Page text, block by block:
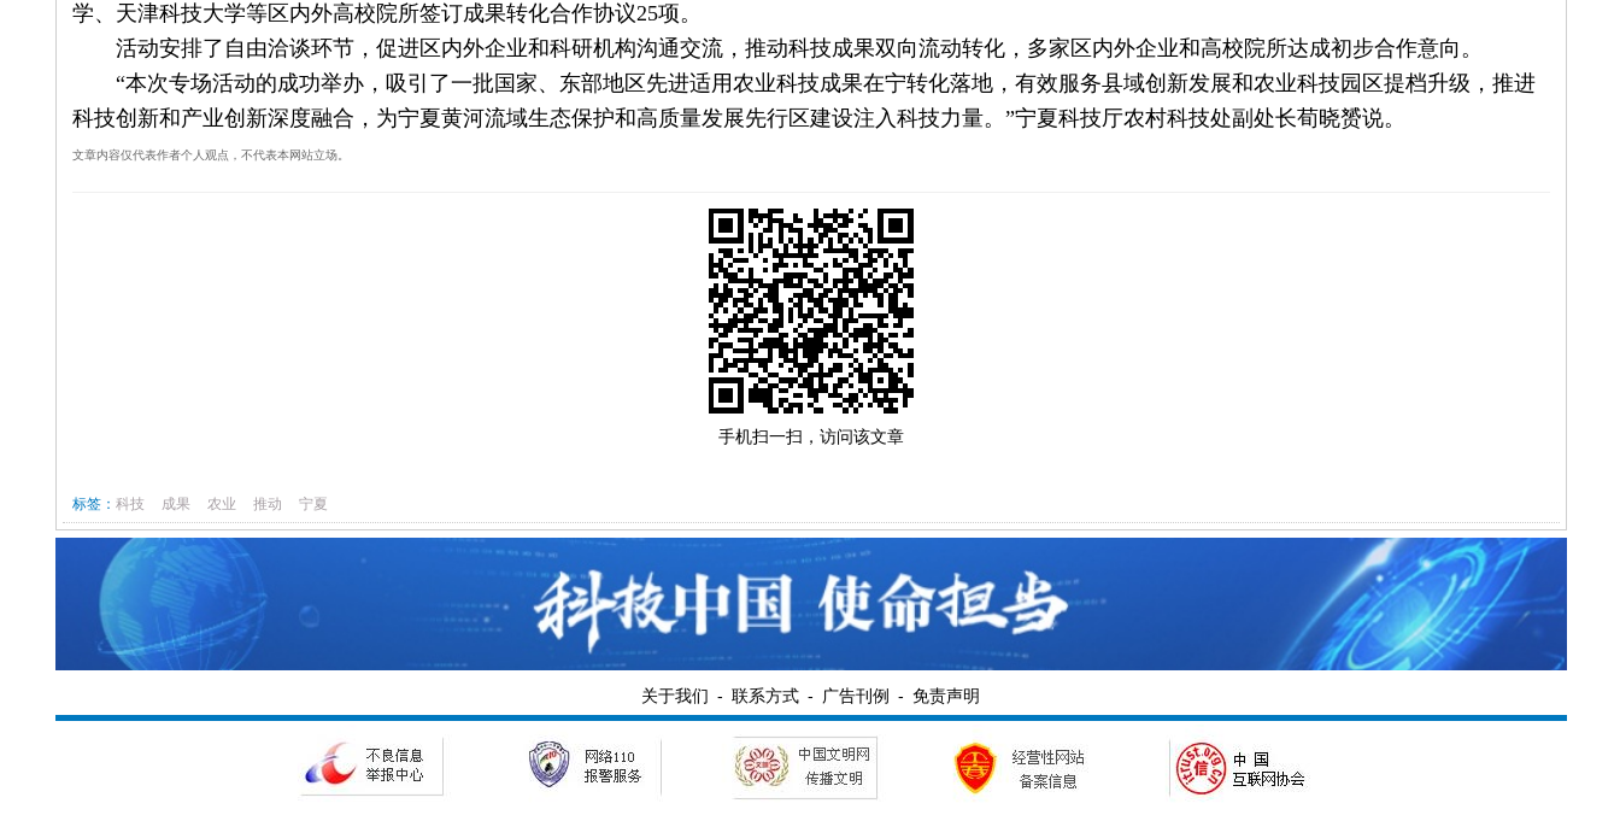
学、天津科技大学等区内外高校院所签订成果转化合作协议25项。
活动安排了自由洽谈环节，促进区内外企业和科研机构沟通交流，推动科技成果双向流动转化，多家区内外企业和高校院所达成初步合作意向。
“本次专场活动的成功举办，吸引了一批国家、东部地区先进适用农业科技成果在宁转化落地，有效服务县域创新发展和农业科技园区提档升级，推进
科技创新和产业创新深度融合，为宁夏黄河流域生态保护和高质量发展先行区建设注入科技力量。”宁夏科技厅农村科技处副处长荀晓赟说。
文章内容仅代表作者个人观点，不代表本网站立场。
手机扫一扫，访问该文章
标签： 科技 成果 农业 推动 宁夏
关于我们 - 联系方式 - 广告刊例 - 免责声明